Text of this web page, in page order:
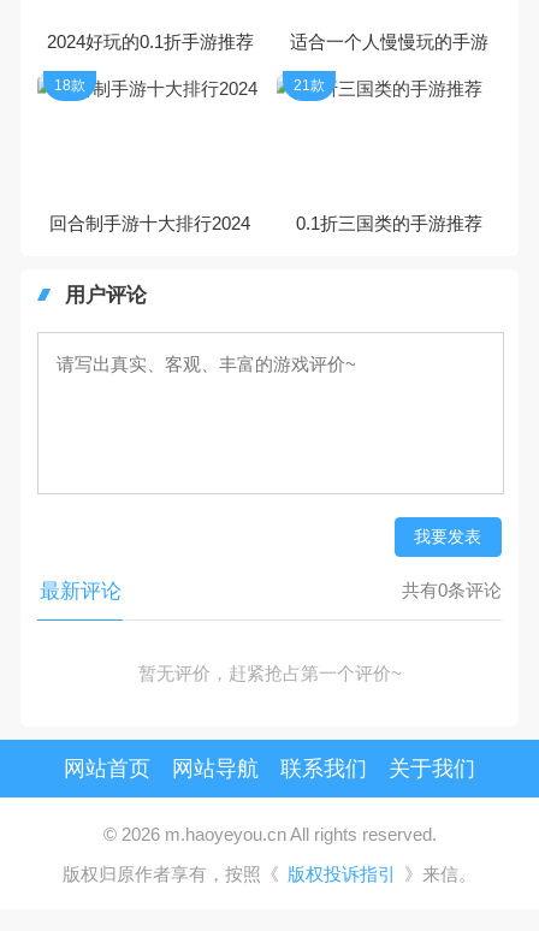
2024好玩的0.1折手游推荐 适合一个人慢慢玩的手游
回合制手游十大排行2024
18款
0.1折三国类的手游推荐
21款
用户评论
我要发表
最新评论 共有0条评论
暂无评价，赶紧抢占第一个评价~
网站首页 网站导航 联系我们 关于我们
© 2026 m.haoyeyou.cn All rights reserved.
版权归原作者享有，按照《 版权投诉指引 》来信。